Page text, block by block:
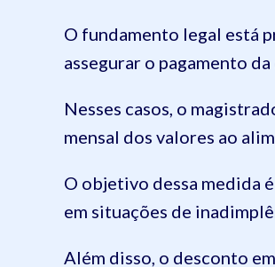
O fundamento legal está
assegurar o pagamento
Nesses casos, o
mensal dos valores ao
O objetivo dessa medida
em situações de
Além disso, o desconto